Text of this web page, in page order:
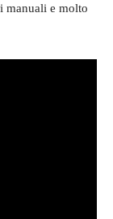
manuali e molto